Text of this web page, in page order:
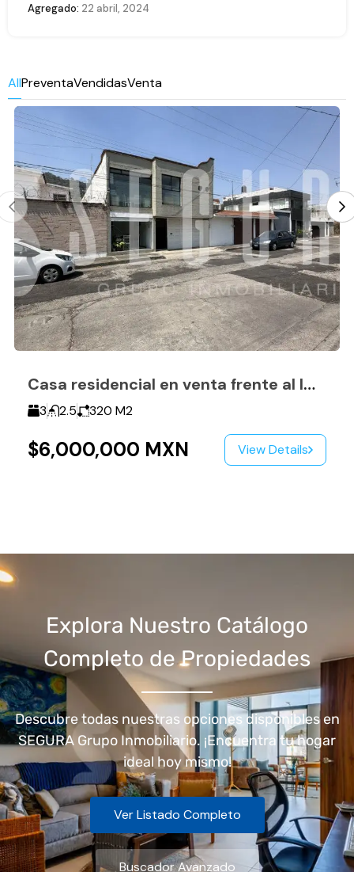
Agregado: 22 abril, 2024
AllPreventaVendidasVenta
Casa residencial en venta frente al IMSS de Camelinas
3 2.5 320 M2
$6,000,000 MXN View Details
Explora Nuestro Catálogo
Completo de Propiedades
Descubre todas nuestras opciones disponibles en
SEGURA Grupo Inmobiliario. ¡Encuentra tu hogar
ideal hoy mismo!
Ver Listado Completo
Buscador Avanzado